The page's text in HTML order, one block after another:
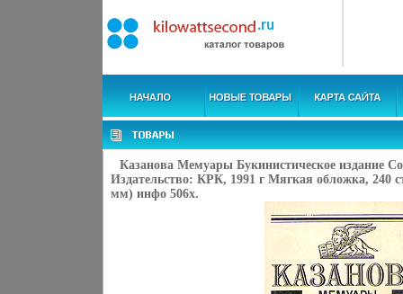
Казанова Мемуары Букинистическое издание
Издательство: КРК, 1991 г Мягкая обложка, 240
мм) инфо 506x.